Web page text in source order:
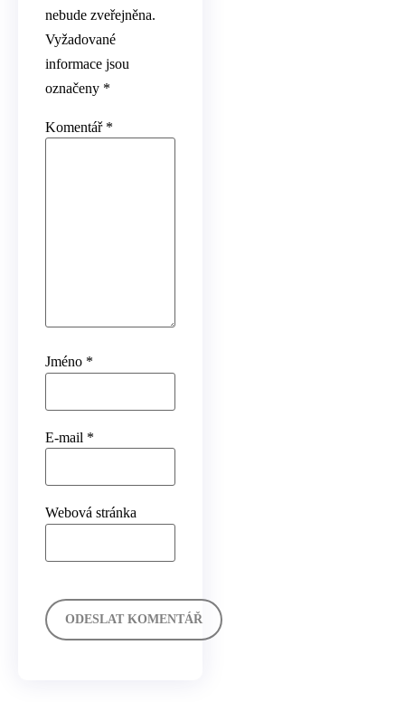
nebude zveřejněna.
Vyžadované
informace jsou
označeny *
Komentář *
Jméno *
E-mail *
Webová stránka